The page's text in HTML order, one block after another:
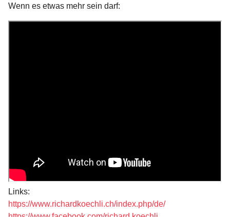
Wenn es etwas mehr sein darf:
Links:
https://www.richardkoechli.ch/index.php/de/